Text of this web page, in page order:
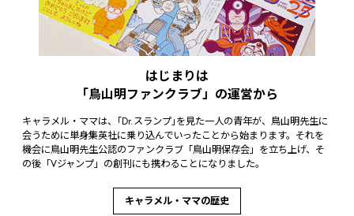
はじまりは
「鳥山明ファンクラブ」の運営から
キャラメル・ママは、｢Dr.スランプ｣を見た一人の青年が、鳥山明先生に
会うために単身集英社に乗り込んでいったことから始まります。それを
機会に鳥山明先生公認のファンクラブ「鳥山明保存会」を立ち上げ、そ
の後「Vジャンプ」の創刊にも携わることになりました。
キャラメル・ママの歴史